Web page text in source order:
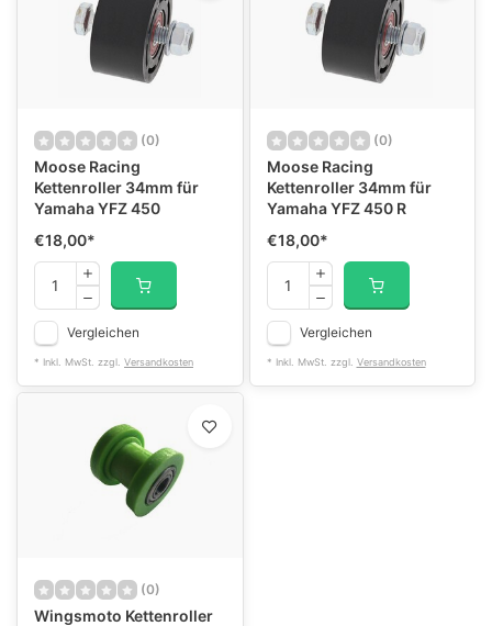
(0)
Moose Racing
Kettenroller 34mm für
Yamaha YFZ 450
€18,00*
Vergleichen
* Inkl. MwSt. zzgl. Versandkosten
(0)
Moose Racing
Kettenroller 34mm für
Yamaha YFZ 450 R
€18,00*
Vergleichen
* Inkl. MwSt. zzgl. Versandkosten
(0)
Wingsmoto Kettenroller